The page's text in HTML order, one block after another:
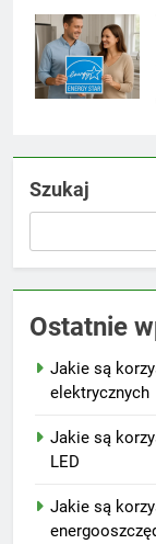
Szukaj
Ostatnie
Jakie są
elektrycznych
Jakie są
LED
Jakie są